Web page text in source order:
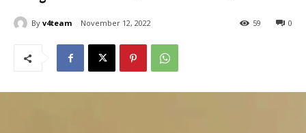
By v4team November 12, 2022 0
59